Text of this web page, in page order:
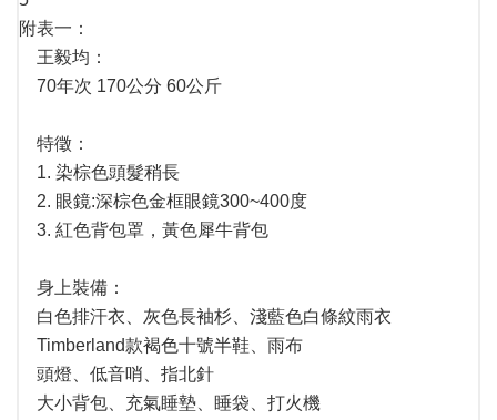
附表一：
王毅均：
70年次 170公分 60公斤
特徵：
1. 染棕色頭髮稍長
2. 眼鏡:深棕色金框眼鏡300~400度
3. 紅色背包罩，黃色犀牛背包
身上裝備：
白色排汗衣、灰色長袖杉、淺藍色白條紋雨衣
Timberland款褐色十號半鞋、雨布
頭燈、低音哨、指北針
大小背包、充氣睡墊、睡袋、打火機